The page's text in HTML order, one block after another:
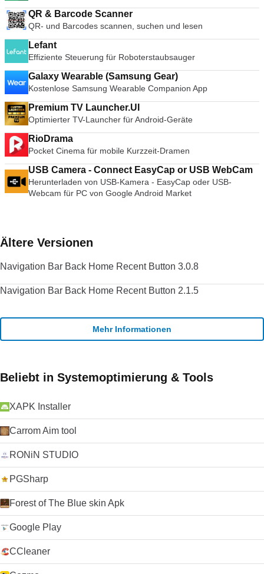
QR & Barcode Scanner
QR- und Barcodes scannen, suchen und lesen
Lefant
Effiziente Steuerung für Roboterstaubsauger
Galaxy Wearable (Samsung Gear)
Kostenlose Samsung Wearable Companion App
Premium TV Launcher.UI
Optimierter TV-Launcher für Android-Geräte
RioDrama
Pocket Cinema für mobile Kurzzeit-Dramen
USB Camera - Connect EasyCap or USB WebCam
Herunterladen von USB-Kamera - EasyCap oder USB-
Webcam für PC von Google Android Market
Ältere Versionen
Navigation Bar Back Home Recent Button 3.0.8
Navigation Bar Back Home Recent Button 2.1.5
Mehr Informationen
Beliebt in Systemoptimierung & Tools
XAPK Installer
Carrom Aim tool
RONiN STUDIO
PGSharp
Forest of The Blue skin Apk
Google Play
CCleaner